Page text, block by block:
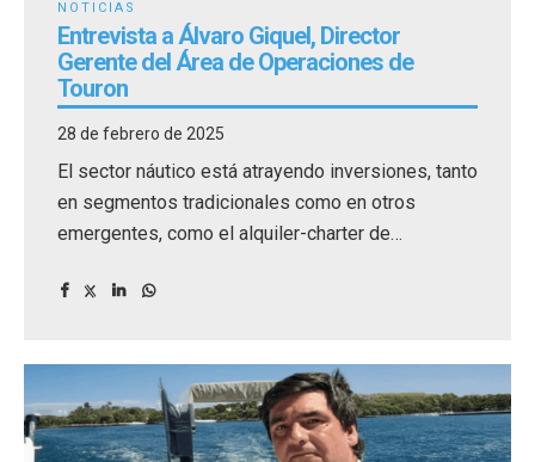
NOTICIAS
Entrevista a Álvaro Giquel, Director
Gerente del Área de Operaciones de
Touron
28 de febrero de 2025
El sector náutico está atrayendo inversiones, tanto
en segmentos tradicionales como en otros
emergentes, como el alquiler-charter de